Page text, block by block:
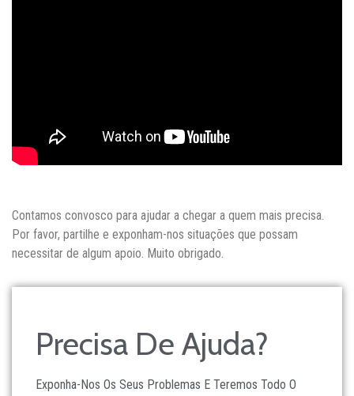
Contamos convosco para ajudar a chegar a quem mais precisa.
Por favor, partilhe e exponham-nos situações que possam
necessitar de algum apoio. Muito obrigado.
Precisa De Ajuda?
Exponha-Nos Os Seus Problemas E Teremos Todo O